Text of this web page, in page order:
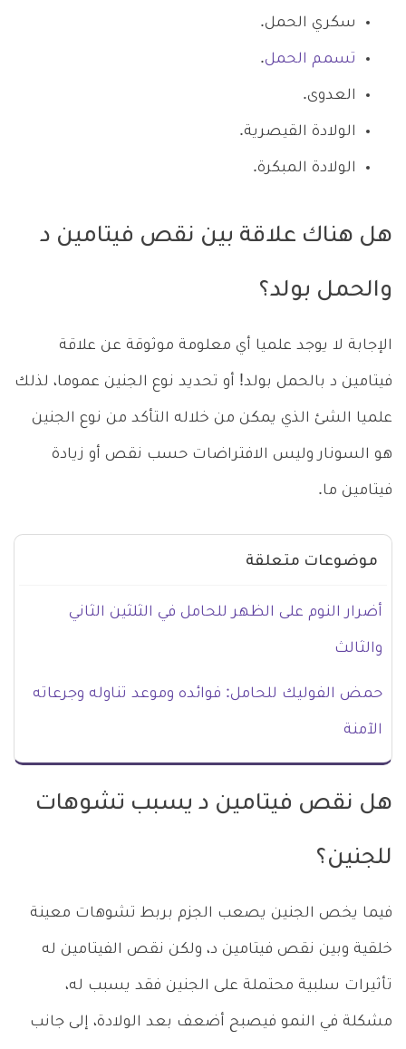
سكري الحمل.
تسمم الحمل.
العدوى.
الولادة القيصرية.
الولادة المبكرة.
هل هناك علاقة بين نقص فيتامين د
والحمل بولد؟
الإجابة لا يوجد علميا أي معلومة موثوقة عن علاقة
فيتامين د بالحمل بولد! أو تحديد نوع الجنين عموما، لذلك
علميا الشئ الذي يمكن من خلاله التأكد من نوع الجنين
هو السونار وليس الافتراضات حسب نقص أو زيادة
فيتامين ما.
موضوعات متعلقة
أضرار النوم على الظهر للحامل في الثلثين الثاني
والثالث
حمض الفوليك للحامل: فوائده وموعد تناوله وجرعاته
الآمنة
هل نقص فيتامين د يسبب تشوهات
للجنين؟
فيما يخص الجنين يصعب الجزم بربط تشوهات معينة
خلقية وبين نقص فيتامين د، ولكن نقص الفيتامين له
تأثيرات سلبية محتملة على الجنين فقد يسبب له،
مشكلة في النمو فيصبح أضعف بعد الولادة، إلى جانب